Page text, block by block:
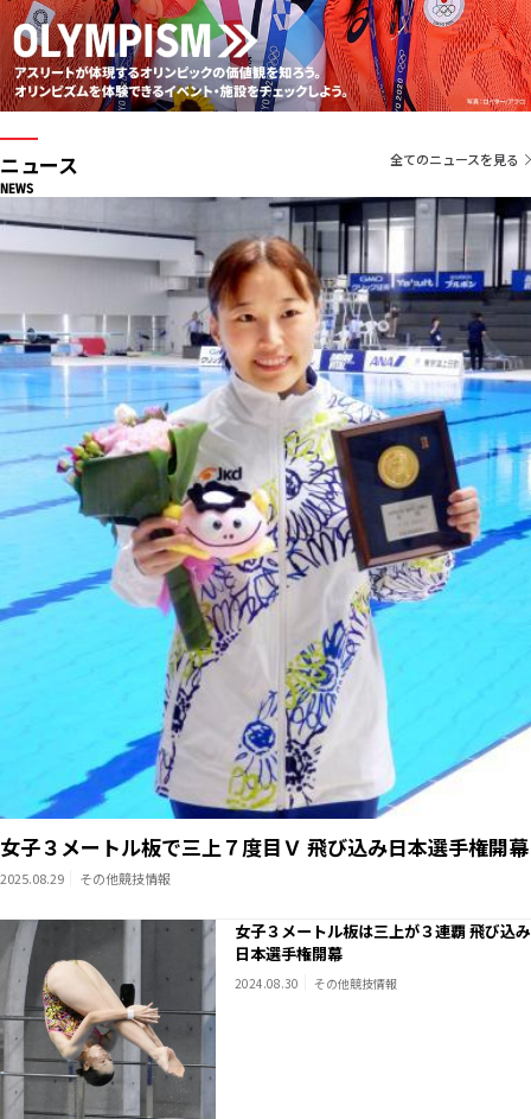
ニュース
NEWS
全てのニュースを見る
女子３メートル板で三上７度目Ｖ 飛び込み日本選手権開幕
2025.08.29 その他競技情報
女子３メートル板は三上が３連覇 飛び込み
日本選手権開幕
2024.08.30 その他競技情報